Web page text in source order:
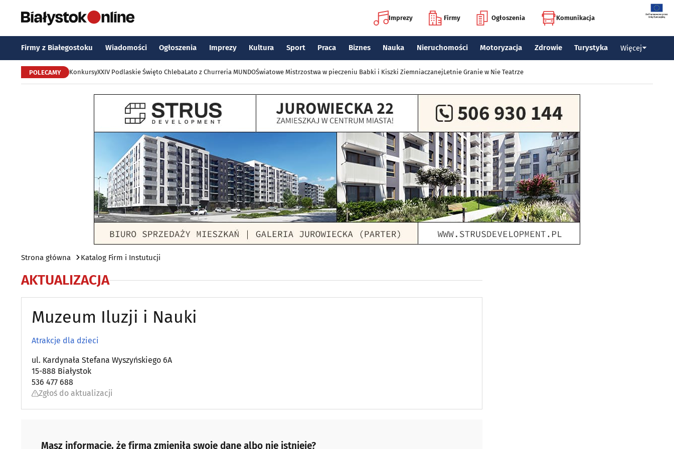
Imprezy Firmy Ogłoszenia Komunikacja
Firmy z Białegostoku Wiadomości Ogłoszenia Imprezy Kultura Sport Praca Biznes Nauka Nieruchomości Motoryzacja Zdrowie Turystyka Więcej
POLECAMY KonkursyXXIV Podlaskie Święto ChlebaLato z Churreria MUNDOŚwiatowe Mistrzostwa w pieczeniu Babki i Kiszki ZiemniaczanejLetnie Granie w Nie Teatrze
Strona główna Katalog Firm i Instutucji
AKTUALIZACJA
Muzeum Iluzji i Nauki
Atrakcje dla dzieci
ul. Kardynała Stefana Wyszyńskiego 6A
15-888 Białystok
536 477 688
Zgłoś do aktualizacji
Masz informacje, że firma zmieniła swoje dane albo nie istnieje?